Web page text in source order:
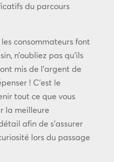
du parcours
les consommateurs font
n’oubliez pas qu’ils
mis de l’argent de
! C’est le
tout ce que vous
la meilleure
afin de s’assurer
lors du passage